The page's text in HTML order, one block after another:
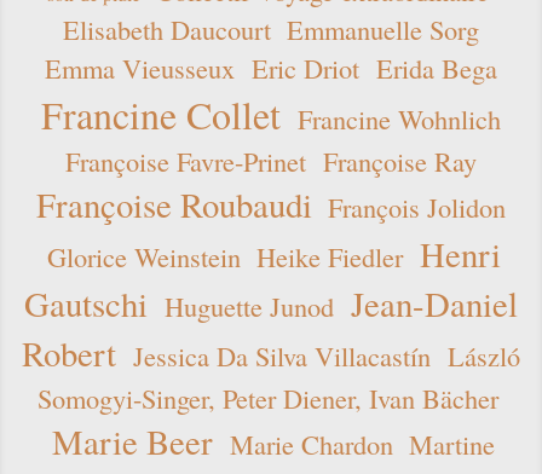
Elisabeth Daucourt Emmanuelle Sorg
Emma Vieusseux Eric Driot Erida Bega
Francine Collet Francine Wohnlich
Françoise Favre-Prinet Françoise Ray
Françoise Roubaudi François Jolidon
Glorice Weinstein Heike Fiedler Henri
Gautschi Huguette Junod Jean-Daniel
Robert Jessica Da Silva Villacastín László
Somogyi-Singer, Peter Diener, Ivan Bächer
Marie Beer Marie Chardon Martine